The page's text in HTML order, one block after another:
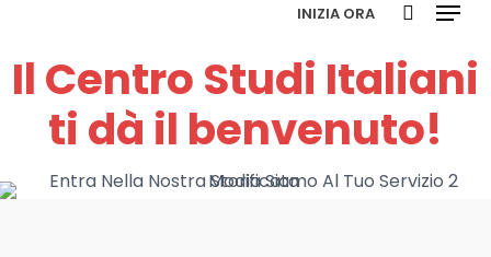
main
content
INIZIA ORA
Il Centro Studi Italiani
ti dà il benvenuto!